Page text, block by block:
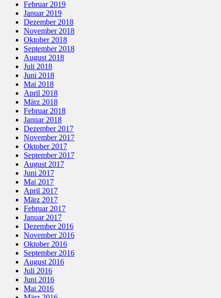
Februar 2019
Januar 2019
Dezember 2018
November 2018
Oktober 2018
September 2018
August 2018
Juli 2018
Juni 2018
Mai 2018
April 2018
März 2018
Februar 2018
Januar 2018
Dezember 2017
November 2017
Oktober 2017
September 2017
August 2017
Juni 2017
Mai 2017
April 2017
März 2017
Februar 2017
Januar 2017
Dezember 2016
November 2016
Oktober 2016
September 2016
August 2016
Juli 2016
Juni 2016
Mai 2016